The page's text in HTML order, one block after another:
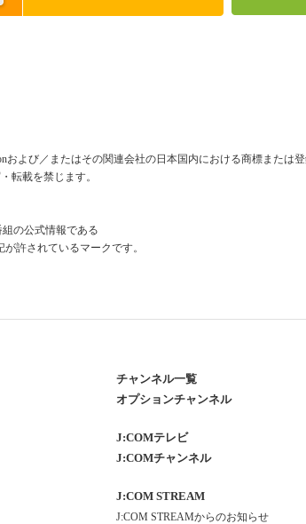
よび／またはその関連会社の日本国内における商標または登
転載を禁じます。
組の公式情報である
が許されているマークです。
チャンネル一覧
オプションチャンネル
J:COMテレビ
J:COMチャンネル
J:COM STREAM
J:COM STREAMからのお知らせ